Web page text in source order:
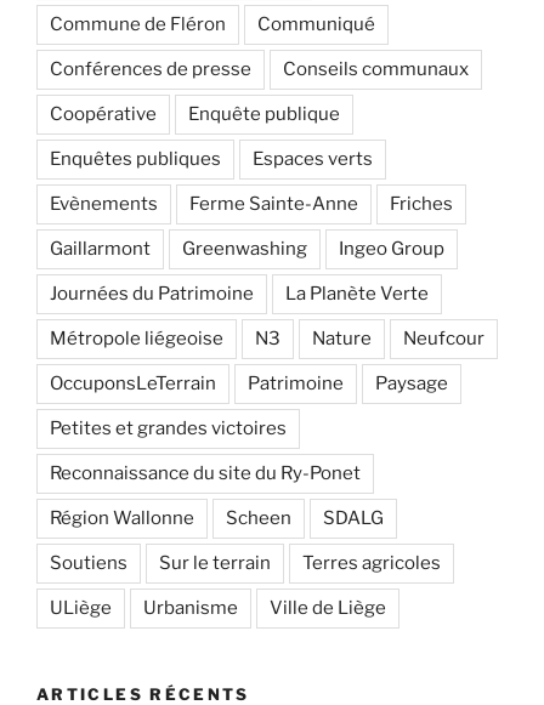
Commune de Fléron Communiqué
Conférences de presse Conseils communaux
Coopérative Enquête publique
Enquêtes publiques Espaces verts
Evènements Ferme Sainte-Anne Friches
Gaillarmont Greenwashing Ingeo Group
Journées du Patrimoine La Planète Verte
Métropole liégeoise N3 Nature Neufcour
OccuponsLeTerrain Patrimoine Paysage
Petites et grandes victoires
Reconnaissance du site du Ry-Ponet
Région Wallonne Scheen SDALG
Soutiens Sur le terrain Terres agricoles
ULiège Urbanisme Ville de Liège
ARTICLES RÉCENTS